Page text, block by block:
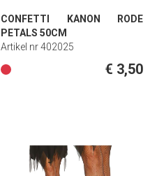
CONFETTI KANON RODE
PETALS 50CM
Artikel nr 402025
€ 3,50